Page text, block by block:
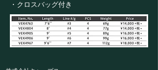
・クロスバッグ付き